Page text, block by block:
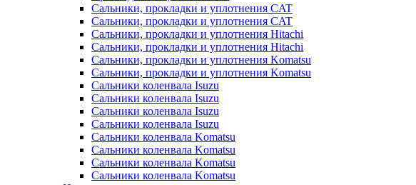
Сальники, прокладки и уплотнения CAT
Сальники, прокладки и уплотнения CAT
Сальники, прокладки и уплотнения Hitachi
Сальники, прокладки и уплотнения Hitachi
Сальники, прокладки и уплотнения Komatsu
Сальники, прокладки и уплотнения Komatsu
Сальники коленвала Isuzu
Сальники коленвала Isuzu
Сальники коленвала Isuzu
Сальники коленвала Isuzu
Сальники коленвала Komatsu
Сальники коленвала Komatsu
Сальники коленвала Komatsu
Сальники коленвала Komatsu